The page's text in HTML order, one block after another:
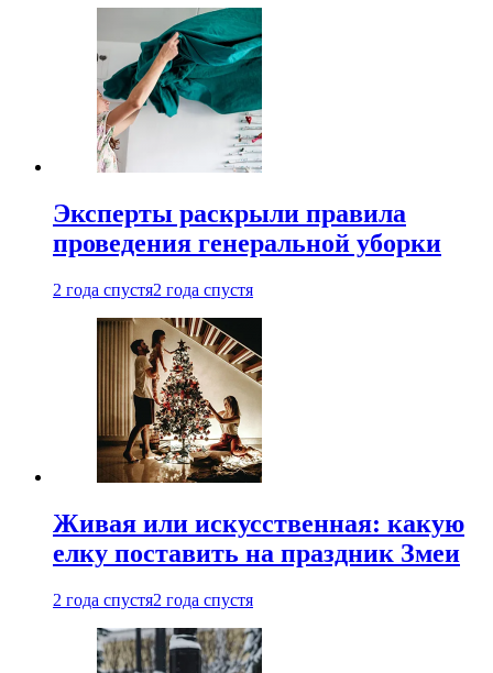
Эксперты раскрыли правила
проведения генеральной уборки
2 года спустя2 года спустя
Живая или искусственная: какую
елку поставить на праздник Змеи
2 года спустя2 года спустя